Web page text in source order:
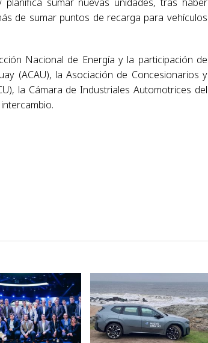
de sumar puntos de recarga para vehículos
Nacional de Energía y la participación de
(ACAU), la Asociación de Concesionarios y
la Cámara de Industriales Automotrices del
VER NOTA VER NOTA